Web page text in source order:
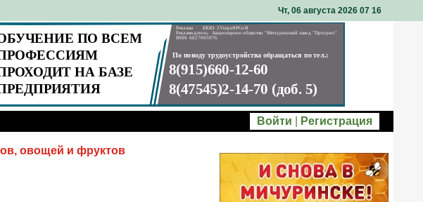
Чт, 06 августа 2026 07: 16
Войти Регистрация
овощей и фруктов